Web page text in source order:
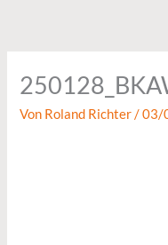
Von Roland Richter/03/